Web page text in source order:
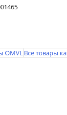
OMVLВсе товары